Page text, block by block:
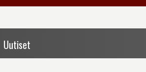
Uutiset